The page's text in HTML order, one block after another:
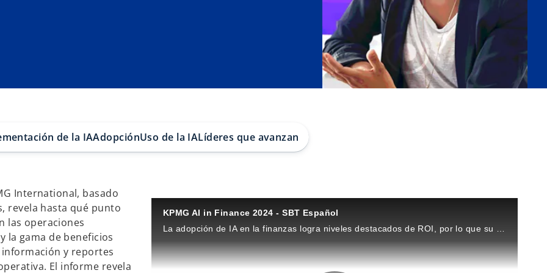
de la IAAdopciónUso de la IALíderes que avanzan
International, basado
revela hasta qué punto
las operaciones
la gama de beneficios
y reportes
El informe revela
KPMG AI in Finance 2024 - SBT Español